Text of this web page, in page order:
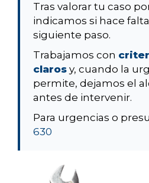
Tras valorar tu caso
indicamos si hace falta
siguiente paso.
Trabajamos con
claros y, cuando la
permite, dejamos el
antes de intervenir.
Para urgencias o
630